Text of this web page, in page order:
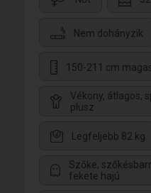
Nem dohányzik
150-211 cm
Vékony, átlagos,
plusz
Legfeljebb 82 kg
Szőke,
fekete hajú